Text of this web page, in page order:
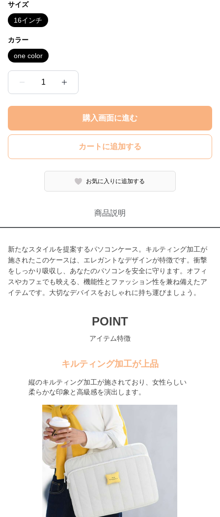
サイズ
16インチ
カラー
one color
1
購入画面に進む
カートに追加する
お気に入りに追加する
商品説明
新たなスタイルを提案するパソコンケース。キルティング加工が
施されたこのケースは、エレガントなデザインが特徴です。衝撃
をしっかり吸収し、あなたのパソコンを安全に守ります。オフィ
スやカフェでも映える、機能性とファッション性を兼ね備えたア
イテムです。大切なデバイスをおしゃれに持ち運びましょう。
POINT
アイテム特徴
キルティング加工が上品
縦のキルティング加工が施されており、女性らしい
柔らかな印象と高級感を演出します。